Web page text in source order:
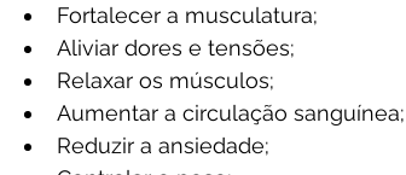
Fortalecer a musculatura;
Aliviar dores e tensões;
Relaxar os músculos;
Aumentar a circulação sanguínea;
Reduzir a ansiedade;